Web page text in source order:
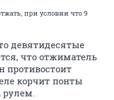
при условии что 9
девятидесятые
что отжиматель
противостоит
корчит понты
рулем.